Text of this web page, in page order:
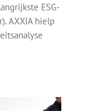
ESG-
AXXIA hielp